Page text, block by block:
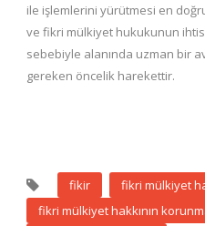
ile işlemlerini yürütmesi en
ve fikri mülkiyet hukukunun
sebebiyle alanında uzman bir
gereken öncelik harekettir.
fikir
fikri mülkiyet
fikri mülkiyet hakkının